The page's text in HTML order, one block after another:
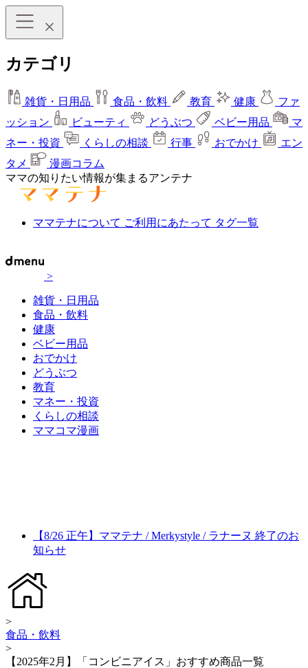
カテゴリ
雑貨・日用品 食品・飲料 教育 健康
ファ
ッション
ビューティ どうぶつ ベビー用品
マ
ネー・投資
くらしの相談 行事 おでかけ
エン
タメ
漫画コラム
ママの知りたい情報が集まるアンテナ
ママテナについて ご利用にあたって タグ一覧
>
雑貨・日用品
食品・飲料
健康
ベビー用品
おでかけ
どうぶつ
教育
マネー・投資
くらしの相談
ママコマ漫画
【8/26 正午】ママテナ / Merkystyle / ラナーヌ 終了のお
知らせ
>
食品・飲料
>
【2025年2月】「コンビニアイス」おすすめ商品一覧